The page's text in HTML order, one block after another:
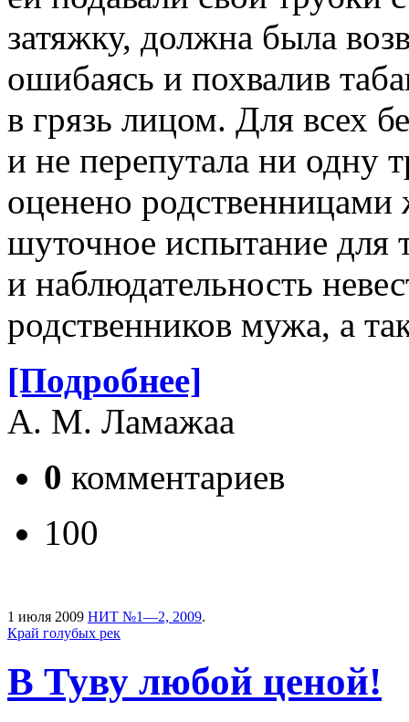
затяжку, должна была
ошибаясь и похвалив
в грязь лицом. Для всех
и не перепутала ни одну
оценено
шуточное испытание для
и наблюдательность
родственников мужа, а
[Подробнее]
А. М. Ламажаа
0 комментариев
100
1 июля 2009 НИТ №1—2, 2009.
Край голубых рек
В Туву любой ценой!